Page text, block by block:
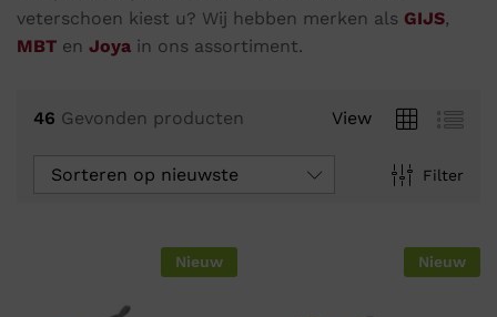
veterschoen kiest u? Wij hebben merken als GIJS,
MBT en Joya in ons assortiment.
46 Gevonden producten View
Filter
Sorteren op nieuwste
Nieuw Nieuw